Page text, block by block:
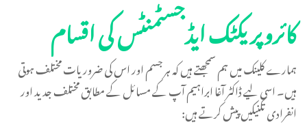
کائروپریکٹک ایڈجسٹمنٹس کی اقسام
ہمارے کلینک میں ہم سمجھتے ہیں کہ ہر جسم اور اس کی ضروریات مختلف ہوتی
ہیں۔ اسی لیے ڈاکٹر آغا ابراہیم آپ کے مسائل کے مطابق مختلف جدید اور
انفرادی تکنیکیں پیش کرتے ہیں: